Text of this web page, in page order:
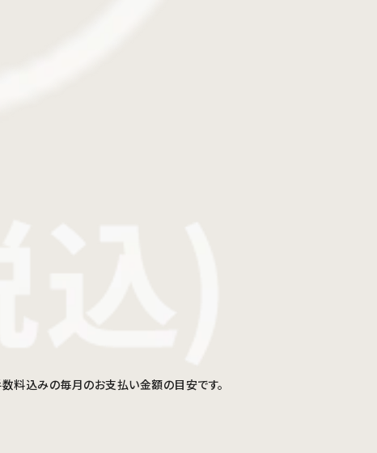
料込みの毎月のお支払い金額の目安です。